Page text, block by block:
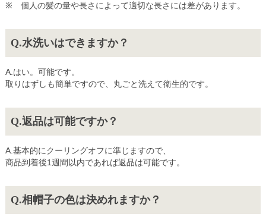
※ 個人の髪の量や長さによって適切な長さには差があります。
水洗いはできますか？
はい。可能です。
取りはずしも簡単ですので、丸ごと洗えて衛生的です。
返品は可能ですか？
基本的にクーリングオフに準じますので、
商品到着後1週間以内であれば返品は可能です。
相帽子の色は決めれますか？